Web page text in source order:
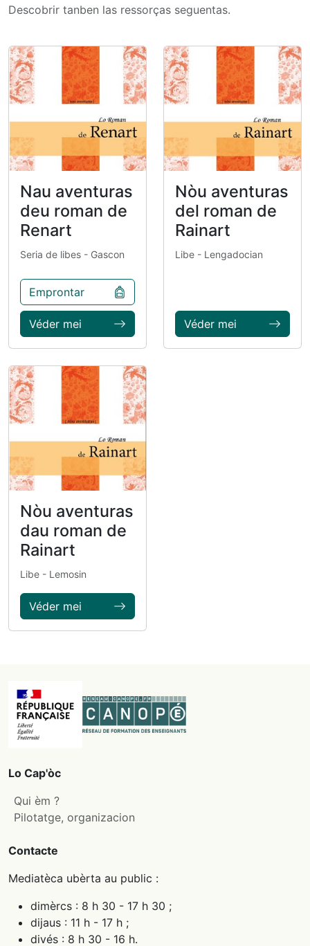
Descobrir tanben las ressorças seguentas.
Nau aventuras
deu roman de
Renart
Seria de libes - Gascon
Emprontar
Véder mei
Nòu aventuras
del roman de
Rainart
Libe - Lengadocian
Véder mei
Nòu aventuras
dau roman de
Rainart
Libe - Lemosin
Véder mei
Lo Cap'òc
Qui èm ?
Pilotatge, organizacion
Contacte
Mediatèca ubèrta au public :
dimèrcs : 8 h 30 - 17 h 30 ;
dijaus : 11 h - 17 h ;
divés : 8 h 30 - 16 h.